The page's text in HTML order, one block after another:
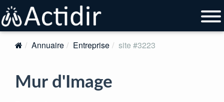
Annuaire Entreprise site #3223
Mur d'Image